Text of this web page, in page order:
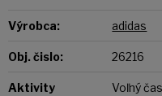
Výrobca: adidas
Obj. čislo: 26216
Aktivity Voľný čas